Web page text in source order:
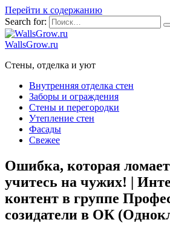
Перейти к содержанию
Search for:
WallsGrow.ru
Стены, отделка и уют
Внутренняя отделка стен
Заборы и ограждения
Стены и перегородки
Утепление стен
Фасады
Свежее
Ошибка, которая ломает
учитесь на чужих! |
контент в группе
созидатели в ОК